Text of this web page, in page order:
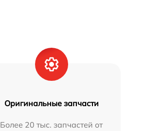
Оригинальные запчасти
Более 20 тыс. запчастей от